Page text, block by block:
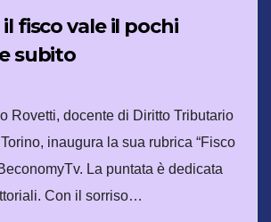
fisco vale il pochi
subito
Rovetti, docente di Diritto Tributario
inaugura la sua rubrica “Fisco
La puntata è dedicata
Con il sorriso…